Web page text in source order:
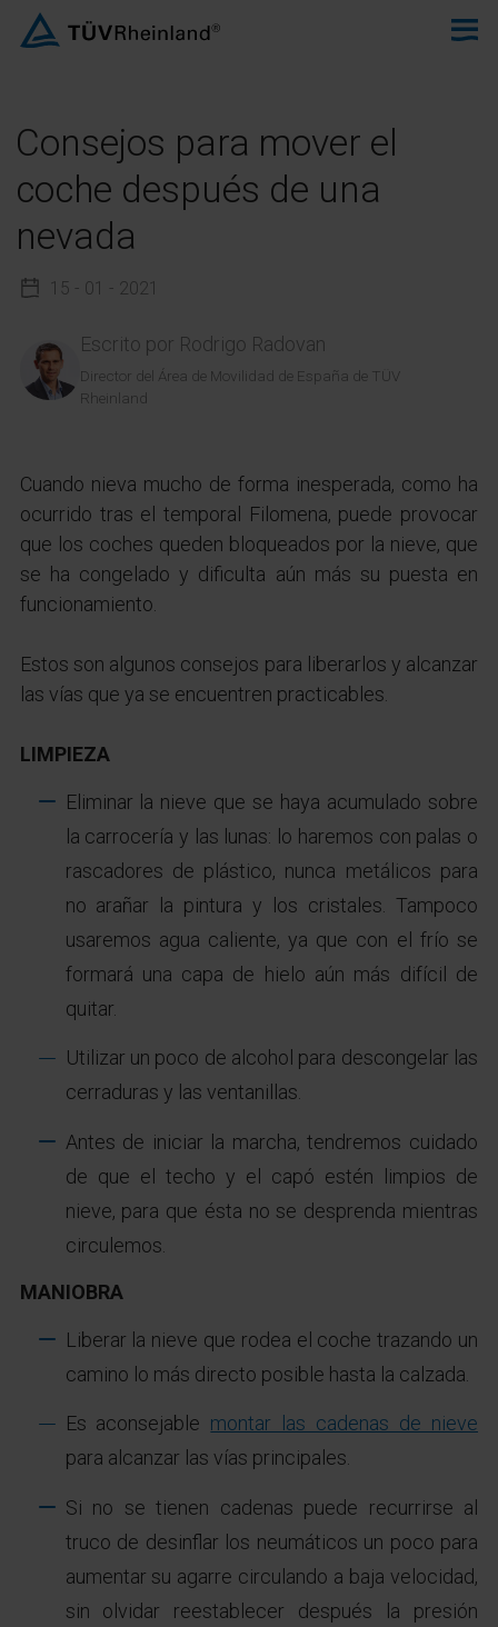
Consejos para mover el
coche después de una
nevada
15 - 01 - 2021
Escrito por Rodrigo Radovan
Director del Área de Movilidad de España de TÜV
Rheinland
Cuando nieva mucho de forma inesperada, como ha
ocurrido tras el temporal Filomena, puede provocar
que los coches queden bloqueados por la nieve, que
se ha congelado y dificulta aún más su puesta en
funcionamiento.
Estos son algunos consejos para liberarlos y alcanzar
las vías que ya se encuentren practicables.
LIMPIEZA
Eliminar la nieve que se haya acumulado sobre
la carrocería y las lunas: lo haremos con palas o
rascadores de plástico, nunca metálicos para
no arañar la pintura y los cristales. Tampoco
usaremos agua caliente, ya que con el frío se
formará una capa de hielo aún más difícil de
quitar.
Utilizar un poco de alcohol para descongelar las
cerraduras y las ventanillas.
Antes de iniciar la marcha, tendremos cuidado
de que el techo y el capó estén limpios de
nieve, para que ésta no se desprenda mientras
circulemos.
MANIOBRA
Liberar la nieve que rodea el coche trazando un
camino lo más directo posible hasta la calzada.
Es aconsejable montar las cadenas de nieve
para alcanzar las vías principales.
Si no se tienen cadenas puede recurrirse al
truco de desinflar los neumáticos un poco para
aumentar su agarre circulando a baja velocidad,
sin olvidar reestablecer después la presión